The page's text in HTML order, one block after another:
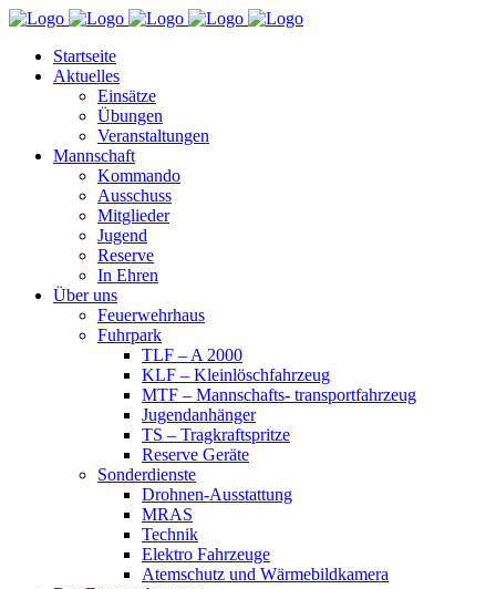
Startseite
Aktuelles
Einsätze
Übungen
Veranstaltungen
Mannschaft
Kommando
Ausschuss
Mitglieder
Jugend
Reserve
In Ehren
Über uns
Feuerwehrhaus
Fuhrpark
TLF – A 2000
KLF – Kleinlöschfahrzeug
MTF – Mannschafts- transportfahrzeug
Jugendanhänger
TS – Tragkraftspritze
Reserve Geräte
Sonderdienste
Drohnen-Ausstattung
MRAS
Technik
Elektro Fahrzeuge
Atemschutz und Wärmebildkamera